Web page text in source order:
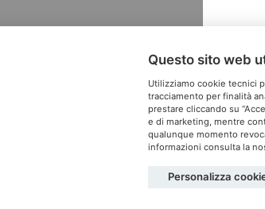
Tel.
Questo sito web
Utilizziamo cookie tecnici
tracciamento per finalità
prestare cliccando su
e di marketing, mentre
qualunque momento
informazioni consulta la
Personalizza